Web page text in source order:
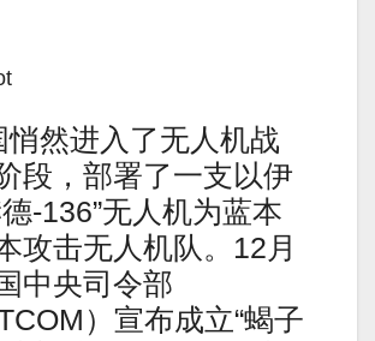
悄然进入了无人机战
段，部署了一支以伊
-136”无人机为蓝本
攻击无人机队。12月
中央司令部
）宣布成立“蝎子